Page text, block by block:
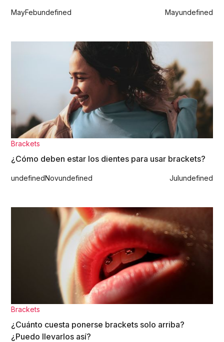
MayFebundefined Mayundefined
Brackets
¿Cómo deben estar los dientes para usar brackets?
undefinedNovundefined Julundefined
Brackets
¿Cuánto cuesta ponerse brackets solo arriba?
¿Puedo llevarlos así?